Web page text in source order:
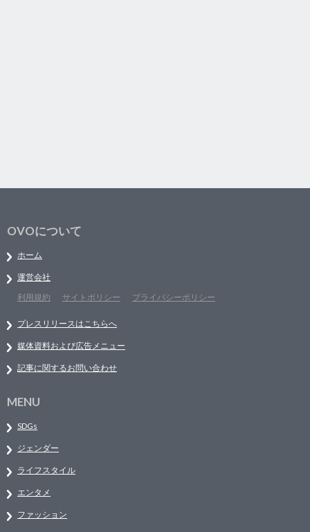
OVOについて
ホーム
運営会社
利用規約
サイトポリシー プライバシーポリシー
プレスリリースはこちらへ
媒体資料および広告メニュー
記事に関するお問い合わせ
MENU
SDGs
ジェンダー
ライフスタイル
エンタメ
ファッション